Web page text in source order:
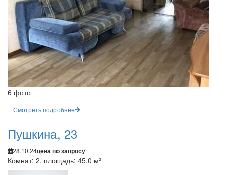
6 фото
Смотреть подробнее
Пушкина, 23
28.10.24цена по запросу
Комнат: 2, площадь: 45.0 м²